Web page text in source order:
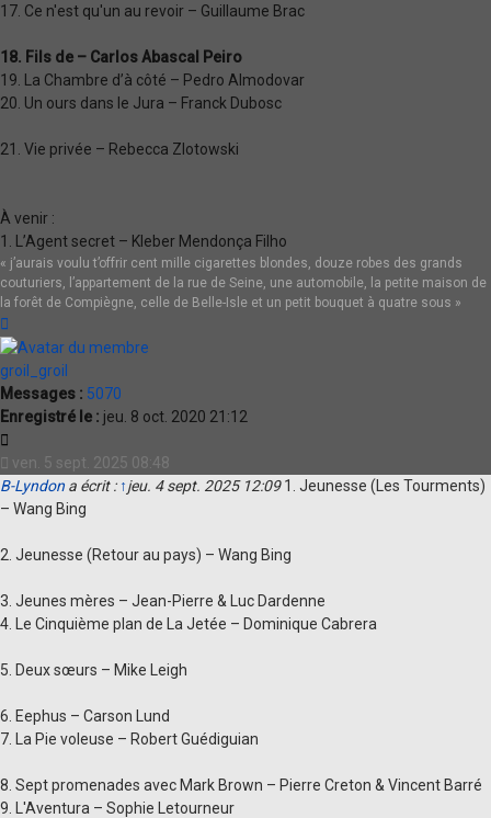
17. Ce n'est qu'un au revoir – Guillaume Brac
18. Fils de – Carlos Abascal Peiro
19. La Chambre d’à côté – Pedro Almodovar
20. Un ours dans le Jura – Franck Dubosc
21. Vie privée – Rebecca Zlotowski
À venir :
1. L’Agent secret – Kleber Mendonça Filho
« j’aurais voulu t’offrir cent mille cigarettes blondes, douze robes des grands
couturiers, l’appartement de la rue de Seine, une automobile, la petite maison de
la forêt de Compiègne, celle de Belle-Isle et un petit bouquet à quatre sous »
groil_groil
Messages : 5070
Enregistré le : jeu. 8 oct. 2020 21:12
ven. 5 sept. 2025 08:48
B-Lyndon a écrit : ↑jeu. 4 sept. 2025 12:091. Jeunesse (Les Tourments)
– Wang Bing
2. Jeunesse (Retour au pays) – Wang Bing
3. Jeunes mères – Jean-Pierre & Luc Dardenne
4. Le Cinquième plan de La Jetée – Dominique Cabrera
5. Deux sœurs – Mike Leigh
6. Eephus – Carson Lund
7. La Pie voleuse – Robert Guédiguian
8. Sept promenades avec Mark Brown – Pierre Creton & Vincent Barré
9. L'Aventura – Sophie Letourneur